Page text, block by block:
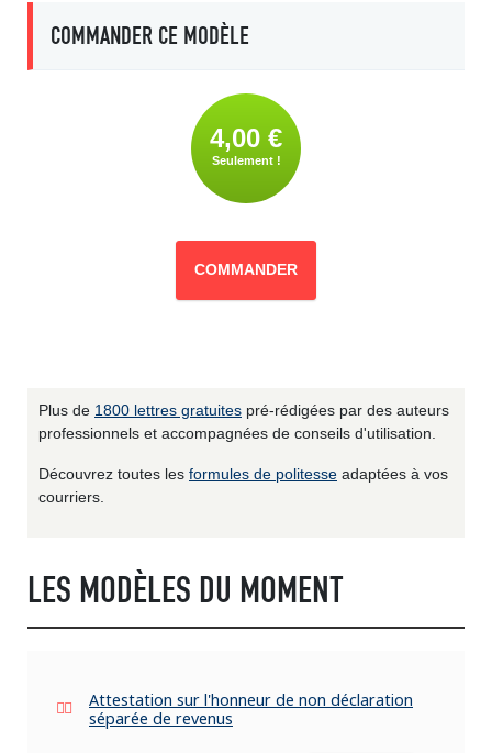
COMMANDER CE MODÈLE
4,00 €
Seulement !
COMMANDER
Plus de 1800 lettres gratuites pré-rédigées par des auteurs
professionnels et accompagnées de conseils d'utilisation.
Découvrez toutes les formules de politesse adaptées à vos
courriers.
LES MODÈLES DU MOMENT
Attestation sur l'honneur de non déclaration
séparée de revenus